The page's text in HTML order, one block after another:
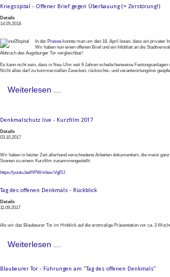
Kriegsspital - Offener Brief gegen Überbauung (= Zerstörung!)
Details
14.05.2018
In der Presse konnte man um den 18. April lesen, dass ein privater
Wir haben nun einen offenen Brief und ein Infoblatt an die
Abbruch des Augsburger Tor vergleichbar!
Es kann nicht sein, dass in Neu-Ulm seit 9 Jahren scheibchenweise
Nicht alles darf zu kommerziellen Zwecken, rücksichts- und verantwortungslos
Weiterlesen ...
Denkmalschutz live - Kurzfilm 2017
Details
03.10.2017
Wir haben in letzter Zeit allerhand verschiedene Arbeiten dokumentiert, die meist
Szenen zu einem Kurzfilm zusammengestellt:
https://youtu.be/HPWmbwcVgEU
Tag des offenen Denkmals - Rückblick
Details
11.09.2017
Als wir das Blaubeurer Tor im Hinblick auf die erstmalige Präsentation vor ca. 3
Weiterlesen ...
Blaubeurer Tor - Führungen am "Tag des offenen Denkmals"